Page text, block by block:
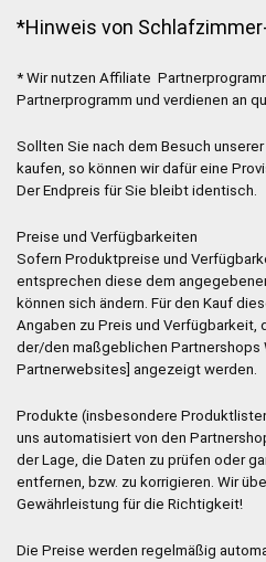
*Hinweis von
* Wir nutzen Affiliate
Partnerprogramm und verdienen an
Sollten Sie nach dem Besuch
kaufen, so können wir dafür eine
Der Endpreis für Sie bleibt identisch.
Preise und Verfügbarkeiten
Sofern Produktpreise und
entsprechen diese dem
können sich ändern. Für den Kauf
Angaben zu Preis und Verfügbarkeit,
der/den maßgeblichen Partnershops
Partnerwebsites] angezeigt werden.
Produkte (insbesondere
uns automatisiert von den
der Lage, die Daten zu prüfen oder
entfernen, bzw. zu korrigieren. Wir
Gewährleistung für die Richtigkeit!
Die Preise werden regelmäßig